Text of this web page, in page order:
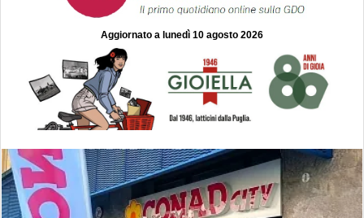
Aggiornato a lunedì 10 agosto 2026